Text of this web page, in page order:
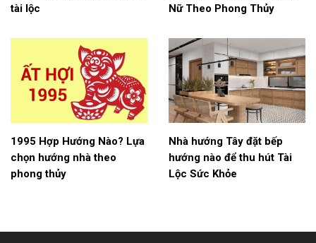
tài lộc
Nữ Theo Phong Thủy
1995 Hợp Hướng Nào? Lựa
chọn hướng nhà theo
phong thủy
Nhà hướng Tây đặt bếp
hướng nào để thu hút Tài
Lộc Sức Khỏe